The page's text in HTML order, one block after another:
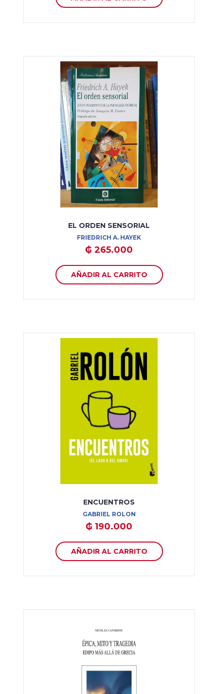
EL ORDEN SENSORIAL
FRIEDRICH A. HAYEK
₲ 265.000
AÑADIR AL CARRITO
ENCUENTROS
GABRIEL ROLON
₲ 190.000
AÑADIR AL CARRITO